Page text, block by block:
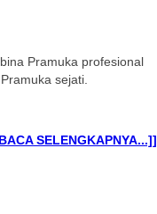
Pramuka profesional
sejati.
SELENGKAPNYA...]]